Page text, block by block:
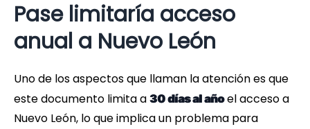
Pase limitaría acceso
anual a Nuevo León
Uno de los aspectos que llaman la atención es que
este documento limita a 30 días al añoel acceso a
Nuevo León, lo que implica un problema para